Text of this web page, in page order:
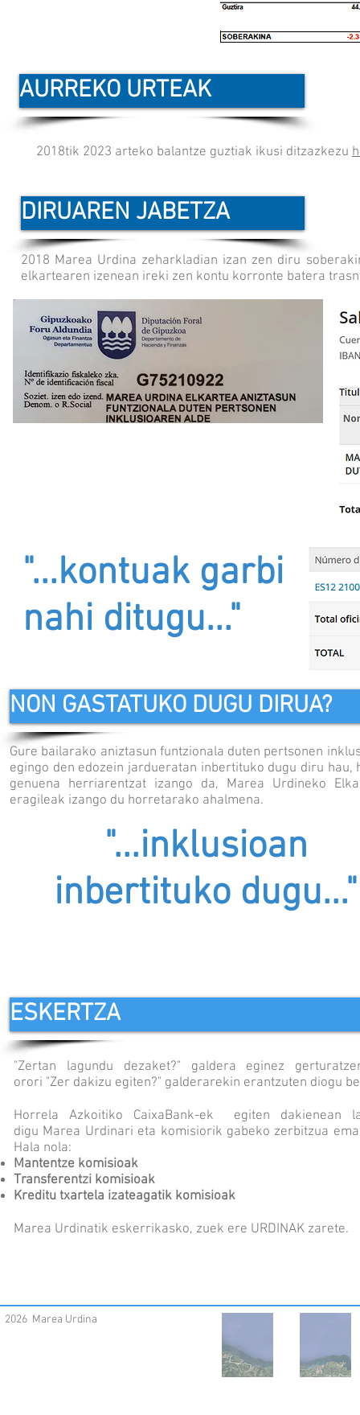
AURREKO URTEAK
2018tik 2023 arteko balantze guztiak ikusi ditzazkezu
DIRUAREN JABETZA
2018 Marea Urdina zeharkladian izan zen diru
elkartearen izenean ireki zen kontu korronte batera
"...kontuak garbi
nahi ditugu..."
NON GASTATUKO DUGU DIRUA?
Gure bailarako aniztasun funtzionala duten pertsonen
egingo den edozein jardueratan inbertituko dugu diru hau,
genuena herriarentzat izango da, Marea Urdineko
eragileak izango du horretarako ahalmena.
"...inklusioan
inbertituko dugu..."
ESKERTZA
"Zertan lagundu dezaket?" galdera eginez
orori "Zer dakizu egiten?" galderarekin erantzuten diogu
Horrela Azkoitiko CaixaBank-ek egiten dakienean
digu Marea Urdinari eta komisiorik gabeko zerbitzua
Hala nola:
Mantentze komisioak
Transferentzi komisioak
Kreditu txartela izateagatik komisioak
Marea Urdinatik eskerrikasko, zuek ere URDINAK zarete.
2026 Marea Urdina